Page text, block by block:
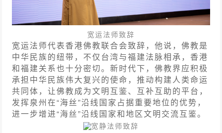
宽运法师致辞
宽运法师代表香港佛教联合会致辞，他说，佛教是
中华民族的纽带，不仅台湾与福建法脉相承，香港
和福建关系也十分密切。新时代下，佛教界应积极
承担中华民族伟大复兴的使命，推动构建人类命运
共同体，让佛教成为文明互鉴、互补互助的平台，
发挥泉州在“海丝”沿线国家占据重要地位的优势，
进一步增进“海丝”沿线国家和地区文明交流互鉴。
宽静法师致辞